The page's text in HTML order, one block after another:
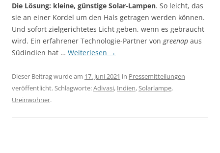
Die Lösung: kleine, günstige Solar-Lampen. So leicht, das
sie an einer Kordel um den Hals ge­tragen werden können.
Und sofort ziel­ge­richtetes Licht geben, wenn es gebraucht
wird. Ein erfahrener Techno­logie-Partner von greenap aus
Südindien hat … Weiterlesen →
Dieser Beitrag wurde am 17. Juni 2021 in Pressemitteilungen
veröffentlicht. Schlagworte:Adivasi, Indien,Solarlampe,
Ureinwohner.